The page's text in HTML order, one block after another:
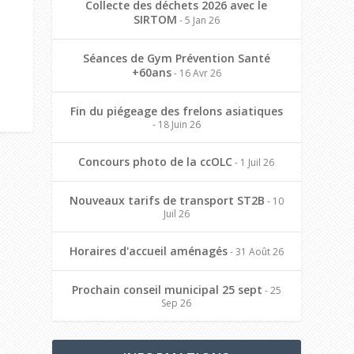
Collecte des déchets 2026 avec le
SIRTOM - 5 Jan 26
Séances de Gym Prévention Santé
+60ans- 16 Avr 26
Fin du piégeage des frelons asiatiques
- 18 Juin 26
Concours photo de la ccOLC - 1 Juil 26
Nouveaux tarifs de transport ST2B - 10
Juil 26
Horaires d'accueil aménagés- 31 Août 26
Prochain conseil municipal 25 sept - 25
Sep 26